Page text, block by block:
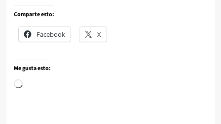
Comparte esto:
Facebook X
Me gusta esto: